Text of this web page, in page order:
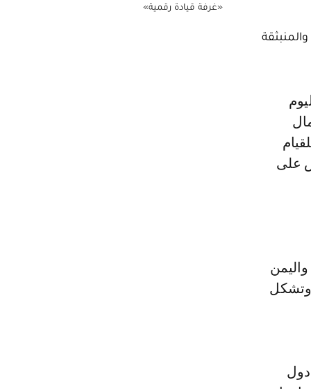
على
وتشكل
دول
«غرفة قيادة رقمية»